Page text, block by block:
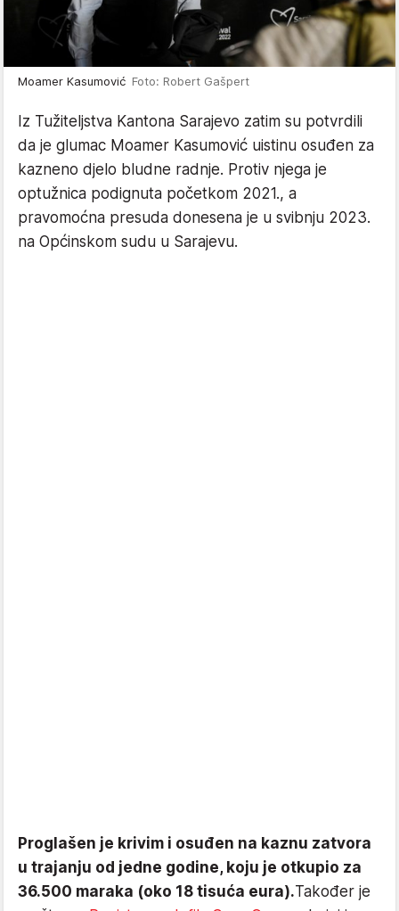
Moamer Kasumović Foto: Robert Gašpert
Iz Tužiteljstva Kantona Sarajevo zatim su potvrdili
da je glumac Moamer Kasumović uistinu osuđen za
kazneno djelo bludne radnje. Protiv njega je
optužnica podignuta početkom 2021., a
pravomoćna presuda donesena je u svibnju 2023.
na Općinskom sudu u Sarajevu.
Proglašen je krivim i osuđen na kaznu zatvora
u trajanju od jedne godine, koju je otkupio za
36.500 maraka (oko 18 tisuća eura).Također je